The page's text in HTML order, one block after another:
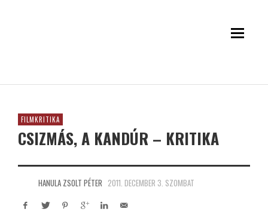
FILMKRITIKA
CSIZMÁS, A KANDÚR – KRITIKA
HANULA ZSOLT PÉTER 2011. DECEMBER 3. SZOMBAT